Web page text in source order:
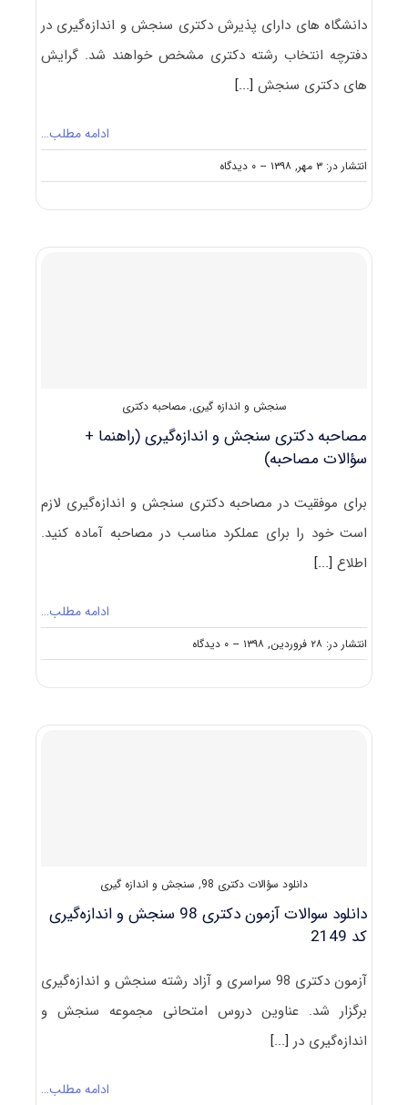
دانشگاه های دارای پذیرش دکتری ﺳﻨﺠﺶ و اﻧﺪازهﮔﻴﺮی در
دفترچه انتخاب رشته دکتری مشخص خواهند شد. گرایش
های دکتری ﺳﻨﺠﺶ[...]
ادامه مطلب…
انتشار در: ۳ مهر, ۱۳۹۸ -- ۰ دیدگاه
on
دانشگاه
دکتری
سنجش و اندازه گیری,مصاحبه دکتری
مصاحبه دکتری سنجش و اندازه‌گیری (راهنما +
سؤالات مصاحبه)
برای موفقیت در مصاحبه دکتری سنجش و اندازه‌گیری لازم
است خود را برای عملکرد مناسب در مصاحبه آماده کنید.
اطلاع[...]
ادامه مطلب…
انتشار در: ۲۸ فروردین, ۱۳۹۸ -- ۰ دیدگاه
on
مصاحبه
اندازه‌گیری
دانلود سؤالات دکتری 98 , سنجش و اندازه گیری
دانلود سوالات آزمون دکتری 98 سنجش و اندازه‌گیری
کد 2149
آزمون دکتری 98 سراسری و آزاد رشته سنجش و اندازه‌گیری
برگزار شد. عناوین دروس امتحانی مجموعه سنجش و
اندازه‌گیری در[...]
ادامه مطلب…